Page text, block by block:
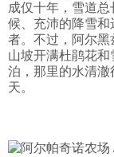
旅游
视听
成仅十年，雪道
候、充沛的降雪
者。不过，阿尔黑
山坡开满杜鹃花
泊，那里的水清
天。